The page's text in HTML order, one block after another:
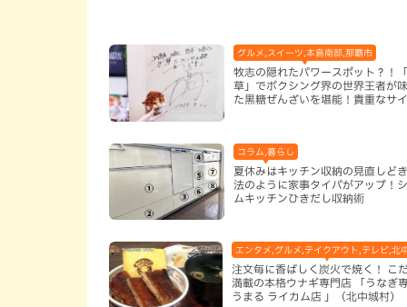
グルメ,スイーツ,本島南部,那覇市
牧志の隠れたパワースポット？！
草」でボクシング界の世界王者が
た黒糖ぜんざいを堪能！貴重なサ
コラム,暮らし
夏休みはキッチン収納の見直しど
法のように家事タイパがアップ！
ムキッチンひきだし収納術
エンタメ,グルメ,テイクアウト,テレビ,北
注文毎に香ばしく炭火で焼く！ こ
満載の本格ウナギ専門店 「うなぎ
うまる ライカム店 」（北中城村）